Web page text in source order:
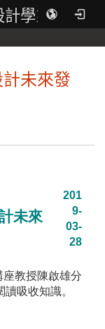
計學系
未來發
未來
201
9-
03-
28
教授陳啟雄分
吸收知識。